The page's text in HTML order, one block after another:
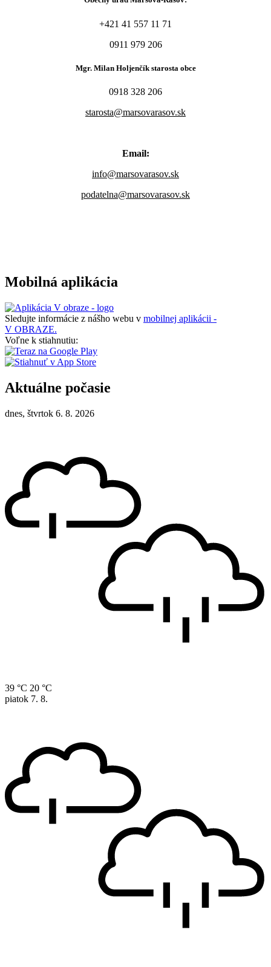
+421 41 557 11 71
0911 979 206
Mgr. Milan Holjenčík starosta obce
0918 328 206
starosta@marsovarasov.sk
Email:
info@marsovarasov.sk
podatelna@marsovarasov.sk
Mobilná aplikácia
Sledujte informácie z nášho webu v mobilnej aplikácii -
V OBRAZE.
Voľne k stiahnutiu:
Aktuálne počasie
dnes, štvrtok 6. 8. 2026
39 °C 20 °C
piatok 7. 8.